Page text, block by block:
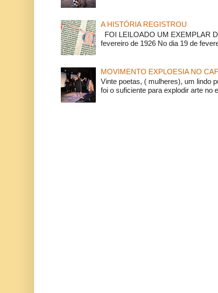
A HISTÓRIA REGISTROU
FOI LEILOADO UM EXEMPLAR
fevereiro de 1926 No dia 19 de
MOVIMENTO EXPLOESIA NO
Vinte poetas, ( mulheres), um lindo
foi o suficiente para explodir arte no